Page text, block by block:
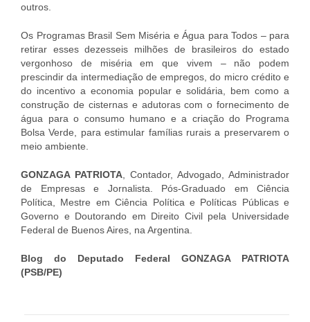
outros.
Os Programas Brasil Sem Miséria e Água para Todos – para
retirar esses dezesseis milhões de brasileiros do estado
vergonhoso de miséria em que vivem – não podem
prescindir da intermediação de empregos, do micro crédito e
do incentivo a economia popular e solidária, bem como a
construção de cisternas e adutoras com o fornecimento de
água para o consumo humano e a criação do Programa
Bolsa Verde, para estimular famílias rurais a preservarem o
meio ambiente.
GONZAGA PATRIOTA , Contador, Advogado, Administrador
de Empresas e Jornalista. Pós-Graduado em Ciência
Política, Mestre em Ciência Política e Políticas Públicas e
Governo e Doutorando em Direito Civil pela Universidade
Federal de Buenos Aires, na Argentina.
Blog do Deputado Federal GONZAGA PATRIOTA
(PSB/PE)